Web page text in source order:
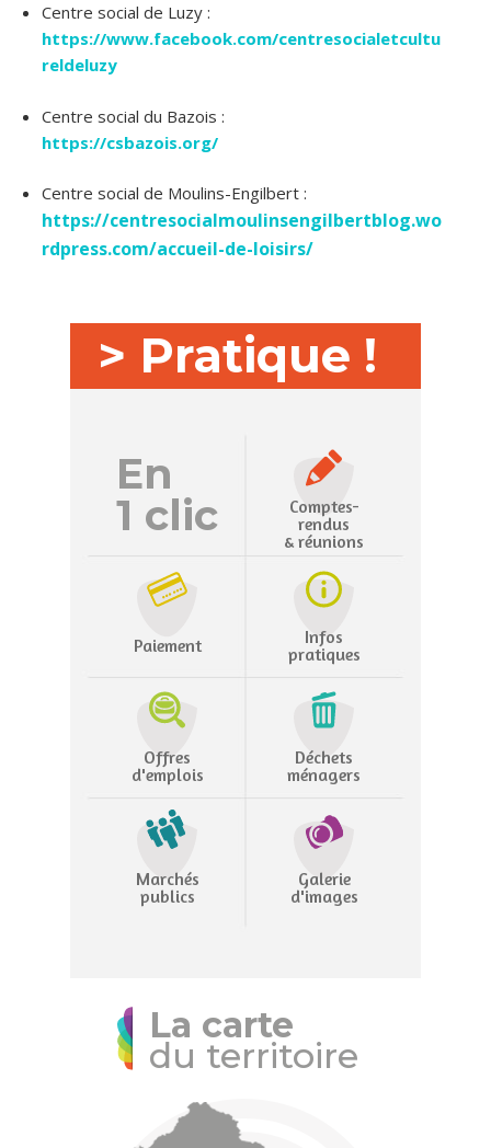
Centre social de Luzy :
https://www.facebook.com/centresocialetcultu
reldeluzy
Centre social du Bazois :
https://csbazois.org/
Centre social de Moulins-Engilbert :
https://centresocialmoulinsengilbertblog.wo
rdpress.com/accueil-de-loisirs/
> Pratique !
En
1 clic
Comptes-
rendus
& réunions
Paiement
Infos
pratiques
Offres
d'emplois
Déchets
ménagers
Marchés
publics
Galerie
d'images
La carte
du territoire